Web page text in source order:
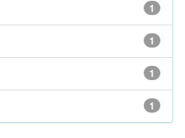
1
1
1
1